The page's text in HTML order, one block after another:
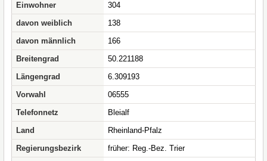
Einwohner
304
davon weiblich
138
davon männlich
166
Breitengrad
50.221188
Längengrad
6.309193
Vorwahl
06555
Telefonnetz
Bleialf
Land
Rheinland-Pfalz
Regierungsbezirk
früher: Reg.-Bez. Trier